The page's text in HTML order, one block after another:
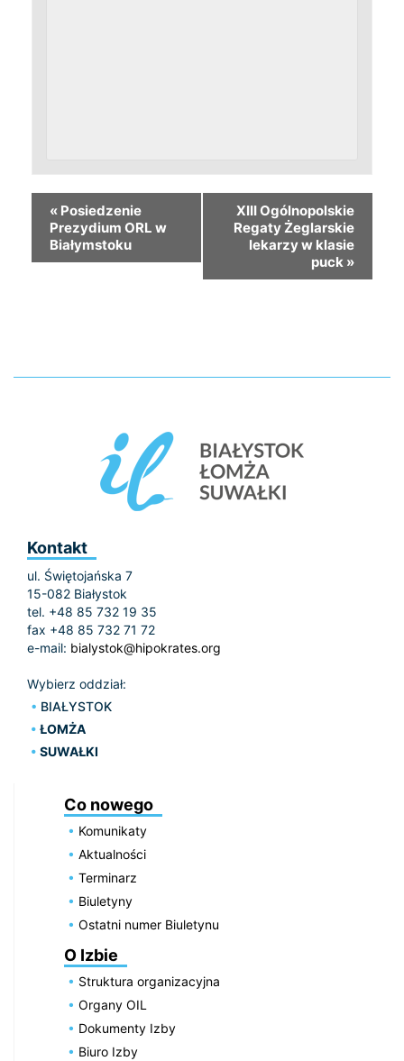
« Posiedzenie
Prezydium ORL w
Białymstoku
XIII Ogólnopolskie
Regaty Żeglarskie
lekarzy w klasie
puck »
Kontakt
ul. Świętojańska 7
15-082 Białystok
tel. +48 85 732 19 35
fax +48 85 732 71 72
e-mail: bialystok@hipokrates.org
Wybierz oddział:
BIAŁYSTOK
ŁOMŻA
SUWAŁKI
Co nowego
Komunikaty
Aktualności
Terminarz
Biuletyny
Ostatni numer Biuletynu
O Izbie
Struktura organizacyjna
Organy OIL
Dokumenty Izby
Biuro Izby